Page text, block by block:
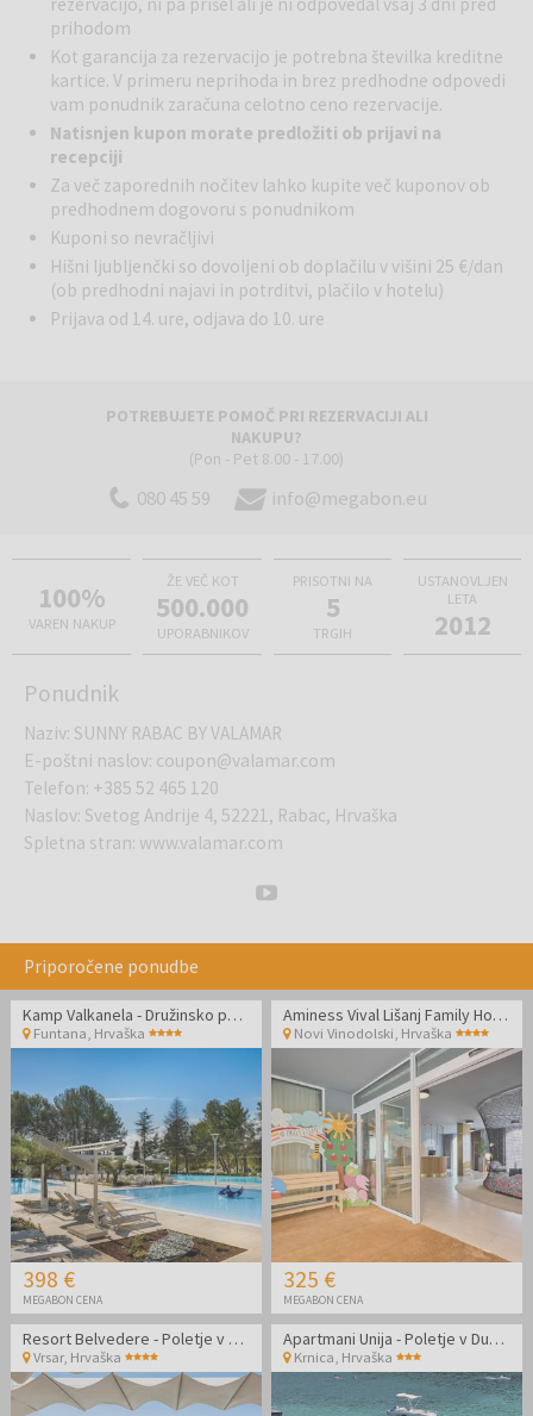
pogledom na Rabaški zaliv ter se prepustite užitkom. Sprostite se
ob hidromasaži v bazenu z morsko vodo, medtem ko se vaši otroci
zabavajo v sosednjem plitvem bazenu. Spustite se po potki skozi
gozd borovcev do najbližje plaže in odkrijte čare kristalno čistega
modro-zelenega morja in biserno belega prodnatega peska, ki je
značilen za Rabac.
Odkrijte modro-zeleno morje, atraktivne skale ter biserno bel
prodnat pesek. Uživajte v številnih atraktivnih vodnih športih!
prihodom
Kot garancija za rezervacijo je potrebna številka kreditne
kartice. V primeru neprihoda in brez predhodne odpovedi
vam ponudnik zaračuna celotno ceno rezervacije.
Natisnjen kupon morate predložiti ob prijavi na
recepciji
Za več zaporednih nočitev lahko kupite več kuponov ob
predhodnem dogovoru s ponudnikom
Kuponi so nevračljivi
Hišni ljubljenčki so dovoljeni ob doplačilu v višini 25 €/dan
(ob predhodni najavi in potrditvi, plačilo v hotelu)
Prijava od 14. ure, odjava do 10. ure
POTREBUJETE POMOČ PRI REZERVACIJI ALI
NAKUPU?
(Pon - Pet 8.00 - 17.00)
080 45 59 info@megabon.eu
100%
VAREN NAKUP
ŽE VEČ KOT
500.000
UPORABNIKOV
PRISOTNI NA
5
TRGIH
USTANOVLJEN
LETA
2012
Ponudnik
Naziv: SUNNY RABAC BY VALAMAR
E-poštni naslov: coupon@valamar.com
Telefon: +385 52 465 120
Naslov: Svetog Andrije 4, 52221, Rabac, Hrvaška
Spletna stran: www.valamar.com
Priporočene ponudbe
Kamp Valkanela - Družinsko poletje v Standard mobilni hiški
Funtana Hrvaška
398 €
MEGABON CENA
Aminess Vival Lišanj Family Hotel - Družinski all inclusive light z animacijo
Novi Vinodolski Hrvaška
325 €
MEGABON CENA
Resort Belvedere - Poletje v Vrsarju
Vrsar, Hrvaška
Apartmani Unija - Poletje v Dugi Uvali
Krnica Hrvaška